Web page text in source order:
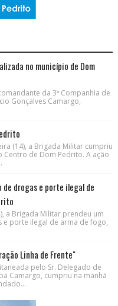
no município de Dom
da 3ª Companhia de
Gonçalves Camargo,
(14), a Brigada Militar cumpriu
de Dom Pedrito. A ação
de drogas e porte ilegal de
a Brigada Militar prendeu um
porte ilegal de arma de fogo,
Linha de Frente"
pelo Sr. Delegado de
Camargo, cumpriu na manhã